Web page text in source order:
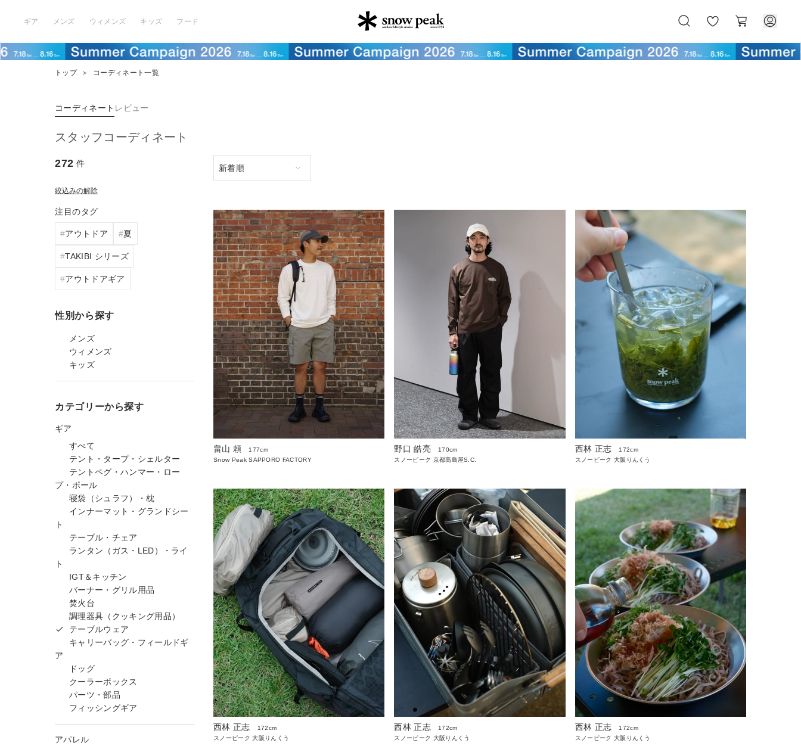
ギア メンズ ウィメンズ キッズ フード
気
に
ー
ト
トップ ＞ コーディネート一覧
コーディネート レビュー
スタッフコーディネート
272 件
絞込みの解除
注目のタグ
アウトドア 夏
TAKIBI シリーズ
アウトドアギア
性別から探す
メンズ
ウィメンズ
キッズ
カテゴリーから探す
ギア
すべて
テント・タープ・シェルター
テントペグ・ハンマー・ロー
プ・ポール
寝袋（シュラフ）・枕
インナーマット・グランドシー
ト
テーブル・チェア
ランタン（ガス・LED）・ライ
ト
IGT＆キッチン
バーナー・グリル用品
焚火台
調理器具（クッキング用品）
テーブルウェア
キャリーバッグ・フィールドギ
ア
ドッグ
クーラーボックス
パーツ・部品
フィッシングギア
アパレル
畠山 頼
177cm
Snow Peak SAPPORO FACTORY
野口 皓亮
170cm
スノーピーク 京都高島屋S.C.
西林 正志
172cm
スノーピーク 大阪りんくう
西林 正志
172cm
スノーピーク 大阪りんくう
西林 正志
172cm
スノーピーク 大阪りんくう
西林 正志
172cm
スノーピーク 大阪りんくう